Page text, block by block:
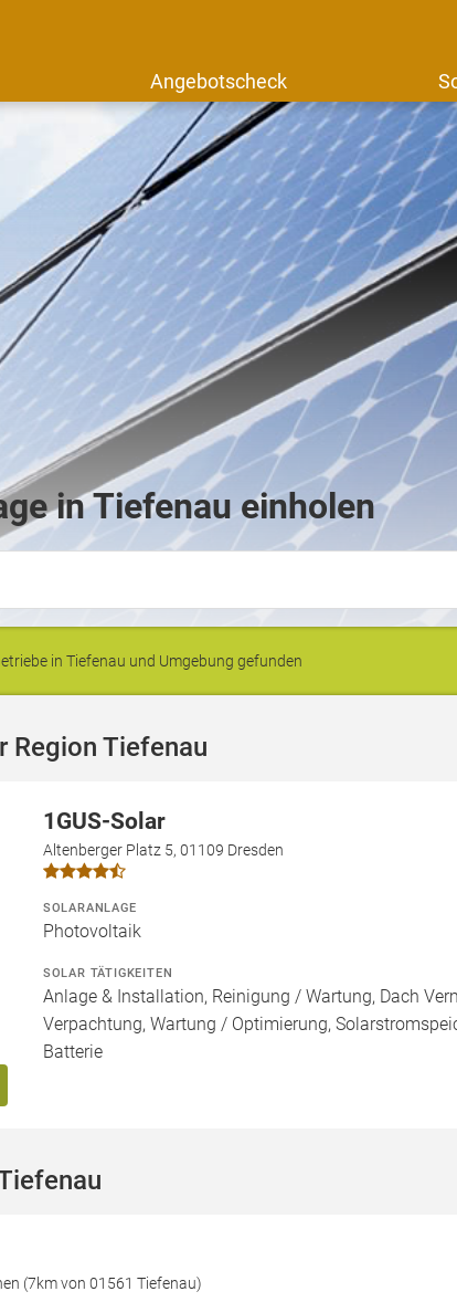
Angebotscheck
in Tiefenau einholen
in Tiefenau und Umgebung gefunden
Region Tiefenau
1GUS-Solar
Altenberger Platz 5, 01109 Dresden
SOLARANLAGE
Photovoltaik
SOLAR TÄTIGKEITEN
Anlage & Installation, Reinigung / Wartung, Dach
Verpachtung, Wartung / Optimierung,
Batterie
(7km von 01561 Tiefenau)